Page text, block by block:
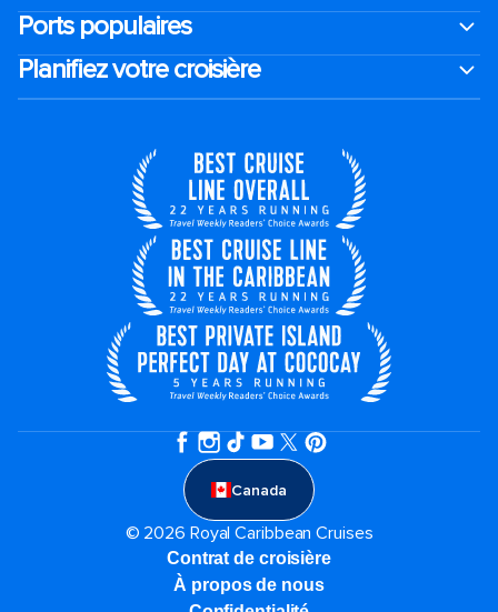
Ports populaires
Planifiez votre croisière
Canada
© 2026 Royal Caribbean Cruises
Contrat de croisière
À propos de nous